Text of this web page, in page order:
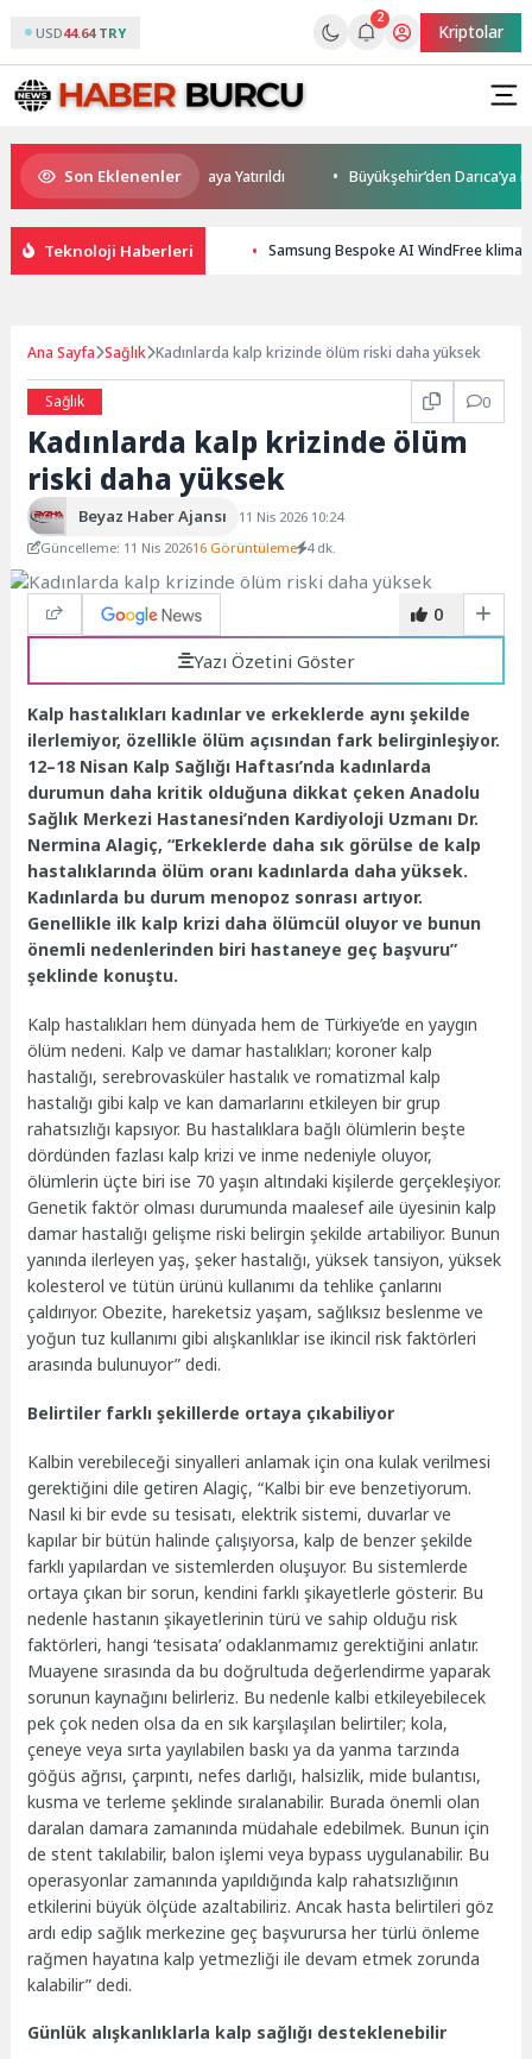
USD44.64 TRY
2
Kriptolar
Son Eklenenler
Yatırım Potansiyeli Masaya Yatırıldı Büyükşehir’den Darıca’ya
Teknoloji Haberleri Samsung Bespoke AI WindFree
Ana Sayfa Sağlık Kadınlarda kalp krizinde ölüm riski daha yüksek
Sağlık 0
Kadınlarda kalp krizinde ölüm
riski daha yüksek
Beyaz Haber Ajansı
11 Nis 2026 10:24
Güncelleme: 11 Nis 202616 Görüntüleme 4 dk.
0
Yazı Özetini Göster
Kalp hastalıkları kadınlar ve erkeklerde aynı şekilde
ilerlemiyor, özellikle ölüm açısından fark belirginleşiyor.
12–18 Nisan Kalp Sağlığı Haftası’nda kadınlarda
durumun daha kritik olduğuna dikkat çeken Anadolu
Sağlık Merkezi Hastanesi’nden Kardiyoloji Uzmanı Dr.
Nermina Alagiç, “Erkeklerde daha sık görülse de kalp
hastalıklarında ölüm oranı kadınlarda daha yüksek.
Kadınlarda bu durum menopoz sonrası artıyor.
Genellikle ilk kalp krizi daha ölümcül oluyor ve bunun
önemli nedenlerinden biri hastaneye geç başvuru”
şeklinde konuştu.
Kalp hastalıkları hem dünyada hem de Türkiye’de en yaygın
ölüm nedeni. Kalp ve damar hastalıkları; koroner kalp
hastalığı, serebrovasküler hastalık ve romatizmal kalp
hastalığı gibi kalp ve kan damarlarını etkileyen bir grup
rahatsızlığı kapsıyor. Bu hastalıklara bağlı ölümlerin beşte
dördünden fazlası kalp krizi ve inme nedeniyle oluyor,
ölümlerin üçte biri ise 70 yaşın altındaki kişilerde gerçekleşiyor.
Genetik faktör olması durumunda maalesef aile üyesinin kalp
damar hastalığı gelişme riski belirgin şekilde artabiliyor. Bunun
yanında ilerleyen yaş, şeker hastalığı, yüksek tansiyon, yüksek
kolesterol ve tütün ürünü kullanımı da tehlike çanlarını
çaldırıyor. Obezite, hareketsiz yaşam, sağlıksız beslenme ve
yoğun tuz kullanımı gibi alışkanlıklar ise ikincil risk faktörleri
arasında bulunuyor” dedi.
Belirtiler farklı şekillerde ortaya çıkabiliyor
Kalbin verebileceği sinyalleri anlamak için ona kulak verilmesi
gerektiğini dile getiren Alagiç, “Kalbi bir eve benzetiyorum.
Nasıl ki bir evde su tesisatı, elektrik sistemi, duvarlar ve
kapılar bir bütün halinde çalışıyorsa, kalp de benzer şekilde
farklı yapılardan ve sistemlerden oluşuyor. Bu sistemlerde
ortaya çıkan bir sorun, kendini farklı şikayetlerle gösterir. Bu
nedenle hastanın şikayetlerinin türü ve sahip olduğu risk
faktörleri, hangi ‘tesisata’ odaklanmamız gerektiğini anlatır.
Muayene sırasında da bu doğrultuda değerlendirme yaparak
sorunun kaynağını belirleriz. Bu nedenle kalbi etkileyebilecek
pek çok neden olsa da en sık karşılaşılan belirtiler; kola,
çeneye veya sırta yayılabilen baskı ya da yanma tarzında
göğüs ağrısı, çarpıntı, nefes darlığı, halsizlik, mide bulantısı,
kusma ve terleme şeklinde sıralanabilir. Burada önemli olan
daralan damara zamanında müdahale edebilmek. Bunun için
de stent takılabilir, balon işlemi veya bypass uygulanabilir. Bu
operasyonlar zamanında yapıldığında kalp rahatsızlığının
etkilerini büyük ölçüde azaltabiliriz. Ancak hasta belirtileri göz
ardı edip sağlık merkezine geç başvurursa her türlü önleme
rağmen hayatına kalp yetmezliği ile devam etmek zorunda
kalabilir” dedi.
Günlük alışkanlıklarla kalp sağlığı desteklenebilir